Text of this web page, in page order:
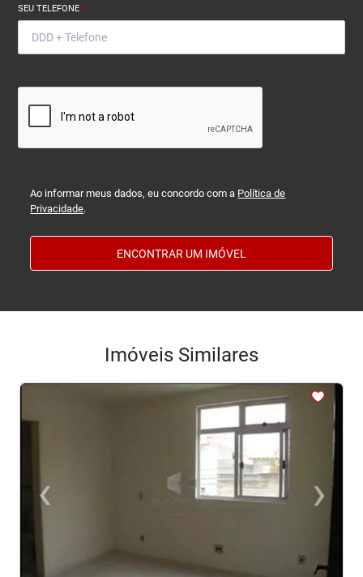
SEU TELEFONE*
Ao informar meus dados, eu concordo com a Política de
Privacidade.
ENCONTRAR UM IMÓVEL
Imóveis Similares
‹Previous ›
Next